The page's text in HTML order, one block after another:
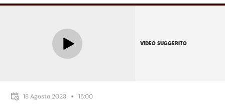
VIDEO SUGGERITO
18 Agosto 2023 15:00